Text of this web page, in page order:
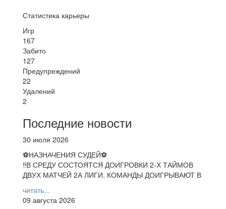
Статистика карьеры
Игр
167
Забито
127
Предупреждений
22
Удалений
2
Последние новости
30 июля 2026
⚽НАЗНАЧЕНИЯ СУДЕЙ⚽
‼В СРЕДУ СОСТОЯТСЯ ДОИГРОВКИ 2-Х ТАЙМОВ
ДВУХ МАТЧЕЙ 2А ЛИГИ. КОМАНДЫ ДОИГРЫВАЮТ В
читать...
09 августа 2026